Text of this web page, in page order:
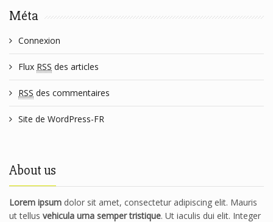
Méta
Connexion
Flux RSS des articles
RSS des commentaires
Site de WordPress-FR
About us
Lorem ipsum dolor sit amet, consectetur adipiscing elit. Mauris
ut tellus vehicula urna semper tristique. Ut iaculis dui elit. Integer